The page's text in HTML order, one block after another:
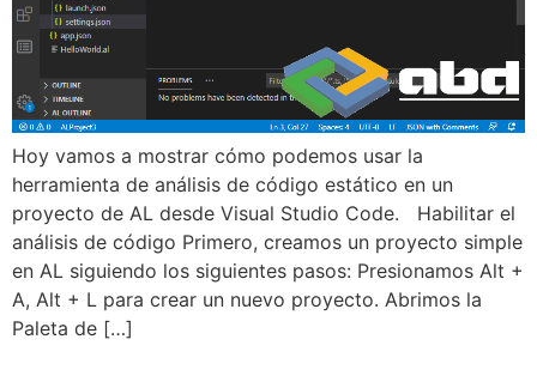
Hoy vamos a mostrar cómo podemos usar la
herramienta de análisis de código estático en un
proyecto de AL desde Visual Studio Code. Habilitar el
análisis de código Primero, creamos un proyecto simple
en AL siguiendo los siguientes pasos: Presionamos Alt +
A, Alt + L para crear un nuevo proyecto. Abrimos la
Paleta de […]